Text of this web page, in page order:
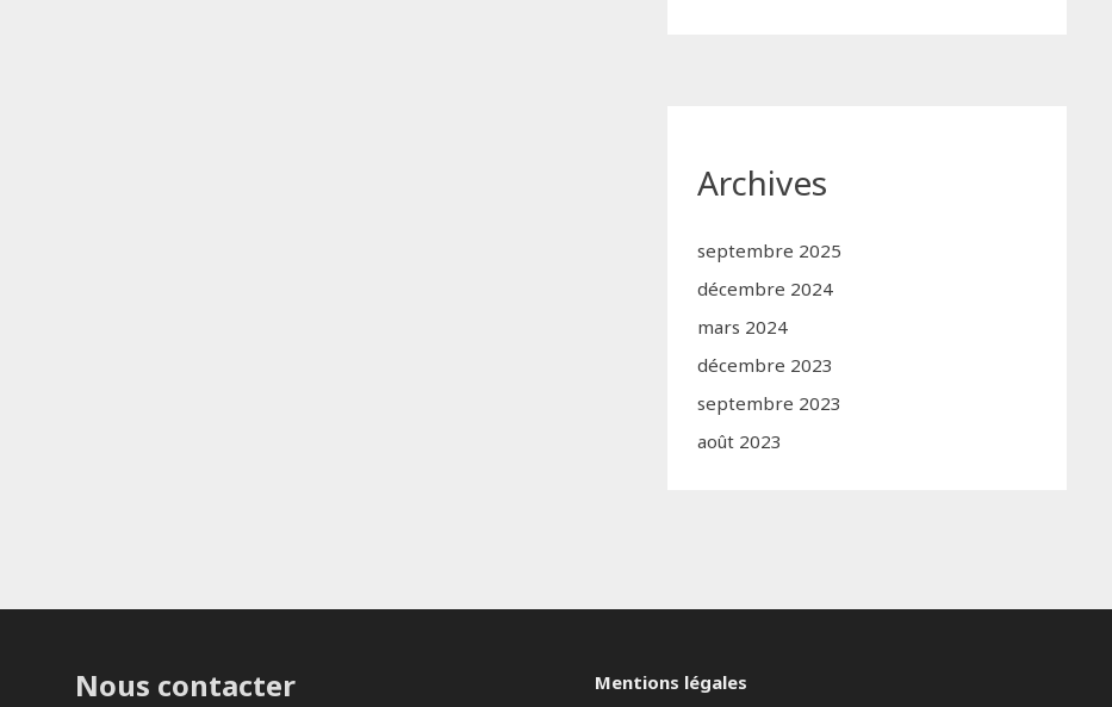
Archives
septembre 2025
décembre 2024
mars 2024
décembre 2023
septembre 2023
août 2023
Nous contacter Mentions légales